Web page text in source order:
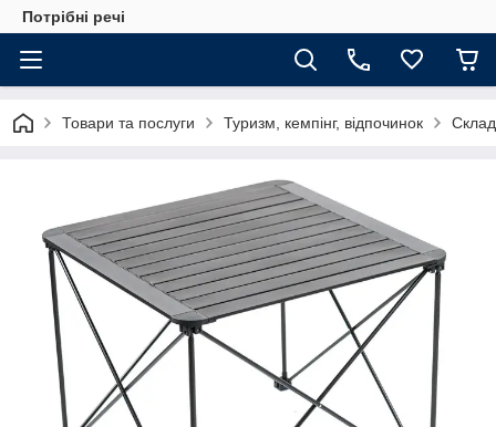
Потрібні речі
Товари та послуги Туризм, кемпінг, відпочинок